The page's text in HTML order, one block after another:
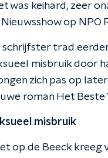
was keihard, zeer
op NPO
schrijfster trad
misbruik door
zich pas op
roman Het Beste
misbruik
op de Beeck kreeg